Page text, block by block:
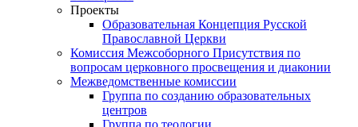
Проекты
Образовательная Концепция Русской
Православной Церкви
Комиссия Межсоборного Присутствия по
вопросам церковного просвещения и диаконии
Межведомственные комиссии
Группа по созданию образовательных
центров
Группа по теологии